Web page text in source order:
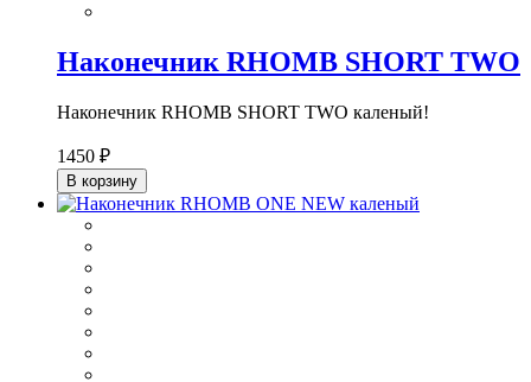
Наконечник RHOMB SHORT TWO
Наконечник RHOMB SHORT TWO каленый!
1450 ₽
В корзину